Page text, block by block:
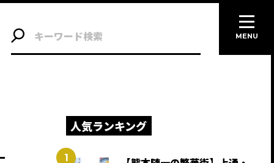
人気ランキング
MENU